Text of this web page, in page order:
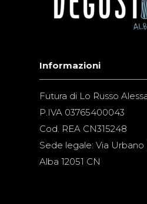
Informazioni
Futura di Lo Russo
P.IVA 03765400043
Cod. REA CN315248
Sede legale: Via Urbano
Alba 12051 CN